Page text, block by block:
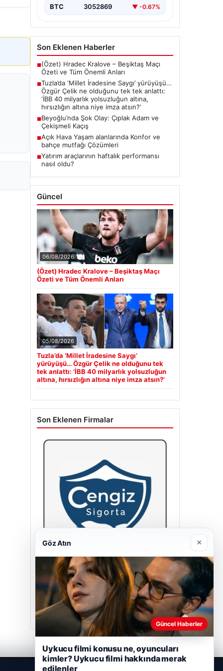
{ "title": "Tuzla'da 'Millet İradesine
ilçesinde…
BTC 3052869 ▼ -0.67%
Son Eklenen Haberler
■(Özet) Hradec Kralove – Beşiktaş Maçı
Özeti ve Tüm Önemli Anları
■Tuzla’da ‘Millet İradesine Saygı’ yürüyüşü…
Özgür Çelik ne olduğunu tek tek anlattı:
‘İBB 40 milyarlık yolsuzluğun altına,
hırsızlığın altına niye imza atsın?’
■Beyoğlu’nda Şok Olay: Çıplak Adam ve
Çekişmeli Kaçış
■Açık Hava Yaşam alanlarında Konfor ve
bahçe mutfağı Çözümleri
■Yatırım araçlarının haftalık performansı
nasıl oldu?
Güncel
06/08/2026
(Özet) Hradec Kralove – Beşiktaş Maçı
Özeti ve Tüm Önemli Anları
05/08/2026
Tuzla’da ‘Millet İradesine Saygı’
yürüyüşü… Özgür Çelik ne olduğunu tek
tek anlattı: ‘İBB 40 milyarlık yolsuzluğun
altına, hırsızlığın altına niye imza atsın?’
Son Eklenen Firmalar
Cengiz Sigorta
23/06/2026
Göz Atın ×
Güncel Haberler
Uykucu filmi konusu ne, oyuncuları
kimler? Uykucu filmi hakkında merak
edilenler